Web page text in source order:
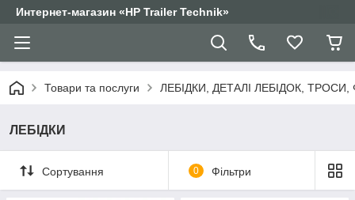
Интернет-магазин «HP Trailer Technik»
Товари та послуги ЛЕБІДКИ, ДЕТАЛІ ЛЕБІДОК,
ЛЕБІДКИ
Сортування 0 Фільтри